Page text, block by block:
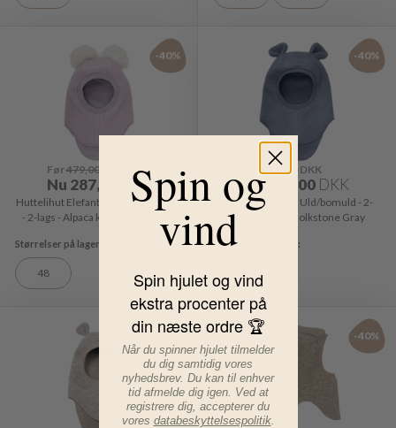
-40%
Før479,00
Nu 287,00 DKK
Huttelihut Elefanthue - Uld/bomuld
- 2-lags - Alpaca kvaster - Nirvana
48
-40%
Før 329,00 DKK
Nu 197,00 DKK
Huttelihut Hue - Uld/bomuld - 2-
lags m. ører - Folkstone Gray
50
-40% -40%
Spin og
vind
Spin hjulet og vind
ekstra procenter på
din næste ordre 🏆
Når du spinner hjulet tilmelder
du dig samtidig vores
nyhedsbrev. Du kan til enhver
tid afmelde dig igen. Ved at
registrere dig, accepterer du
vores databeskyttelsespolitik.